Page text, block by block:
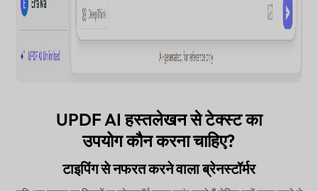
UPDF AI हस्तलेखन से टेक्स्ट का
उपयोग कौन करना चाहिए?
टाइपिंग से नफरत करने वाला ब्रेनस्टॉर्मर